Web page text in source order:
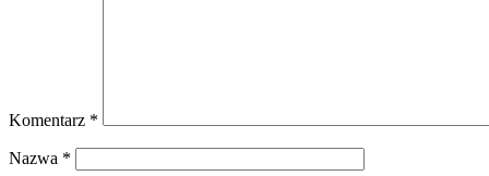
Komentarz *
Nazwa *